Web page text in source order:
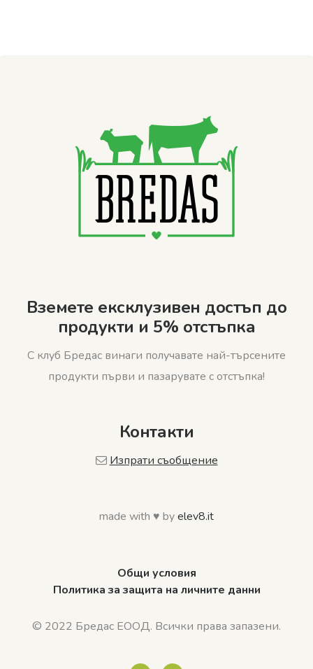
Вземете ексклузивен достъп до
продукти и 5% отстъпка
С клуб Бредас винаги получавате най-търсените
продукти първи и пазарувате с отстъпка!
Контакти
Изпрати съобщение
made with ♥ byelev8.it
Общи условия
Политика за защита на личните данни
© 2022 Бредас ЕООД. Всички права запазени.